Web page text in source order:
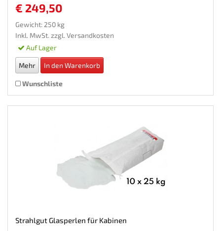
€ 249,50
Gewicht: 250 kg
Inkl. MwSt. zzgl. Versandkosten
Auf Lager
Mehr In den Warenkorb
Wunschliste
Strahlgut Glasperlen für Kabinen